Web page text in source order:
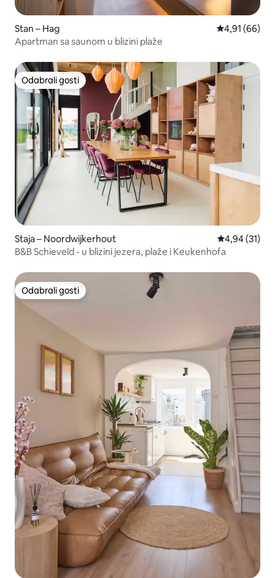
Stan – Hag Prosječna
4,91 (66)
Apartman sa saunom u blizini plaže
Odabrali gosti
Odabrali gosti
Staja – Noordwijkerhout Prosječna
4,94 (31)
B&B Schieveld - u blizini jezera, plaže i Keukenhofa
Odabrali gosti
Odabrali gosti